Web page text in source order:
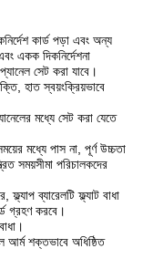
কার্ড পড়া এবং অন্য
একক দিকনির্দেশনা
সেট করা যাবে।
হাত স্বয়ংক্রিয়ভাবে
মধ্যে সেট করা যেতে
মধ্যে পাস না, পূর্ণ উচ্চতা
সময়সীমা পরিচালকদের
ব্যারেলটি ফ্ল্যাট বাধা
গ্রহণ করবে।
আর্ম শক্তভাবে অধিষ্ঠিত